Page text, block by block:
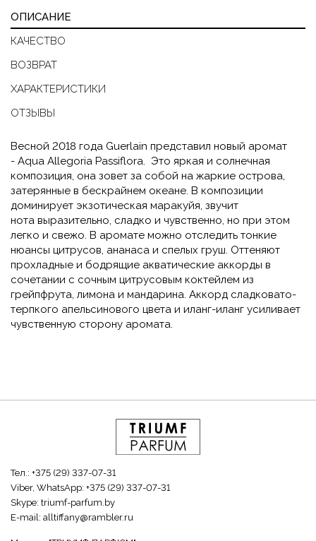
ОПИСАНИЕ
КАЧЕСТВО
ВОЗВРАТ
ХАРАКТЕРИСТИКИ
ОТЗЫВЫ
Весной 2018 года Guerlain представил новый аромат
- Aqua Allegoria Passiflora. Это яркая и солнечная
композиция, она зовет за собой на жаркие острова,
затерянные в бескрайнем океане. В композиции
доминирует экзотическая маракуйя, звучит
нота выразительно, сладко и чувственно, но при этом
легко и свежо. В аромате можно отследить тонкие
нюансы цитрусов, ананаса и спелых груш. Оттеняют
прохладные и бодрящие акватические аккорды в
сочетании с сочным цитрусовым коктейлем из
грейпфрута, лимона и мандарина. Аккорд сладковато-
терпкого апельсинового цвета и иланг-иланг усиливает
чувственную сторону аромата.
Тел.: +375 (29) 337-07-31
Viber, WhatsApp: +375 (29) 337-07-31
Skype: triumf-parfum.by
E-mail: alltiffany@rambler.ru